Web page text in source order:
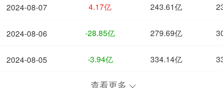
2024-08-07
2024-08-06
2024-08-05
4.17亿 243.61亿
-28.85亿 279.69亿
-3.94亿 334.14亿
查看更多